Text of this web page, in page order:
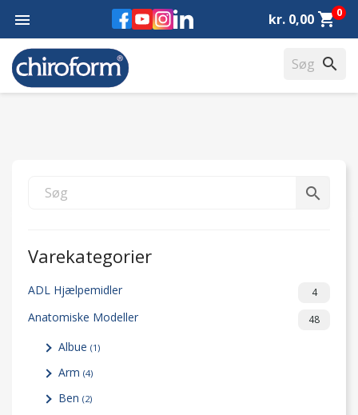
Facebook
YouTube
Instagram
LinkedIn
 kr. 0,00 shopping_cart0
search
search
Varekategorier
ADL Hjælpemidler 4
Anatomiske Modeller 48
Albue (1)
Arm (4)
Ben (2)